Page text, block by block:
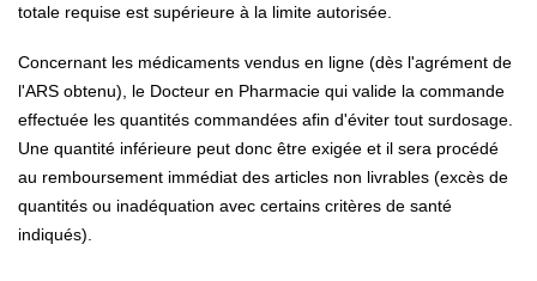
totale requise est supérieure à la limite autorisée.
Concernant les médicaments vendus en ligne (dès l'agrément de
l'ARS obtenu), le Docteur en Pharmacie qui valide la commande
effectuée les quantités commandées afin d'éviter tout surdosage.
Une quantité inférieure peut donc être exigée et il sera procédé
au remboursement immédiat des articles non livrables (excès de
quantités ou inadéquation avec certains critères de santé
indiqués).